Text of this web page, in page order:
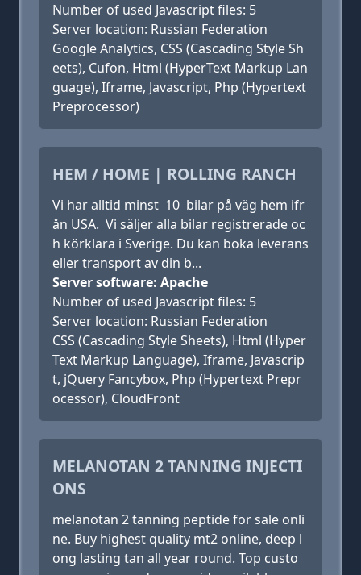
Number of used Javascript files: 5
Server location: Russian Federation
Google Analytics, CSS (Cascading Style Sh
eets), Cufon, Html (HyperText Markup Lan
guage), Iframe, Javascript, Php (Hypertext
Preprocessor)
HEM / HOME | ROLLING RANCH
Vi har alltid minst 10 bilar på väg hem ifr
ån USA. Vi säljer alla bilar registrerade oc
h körklara i Sverige. Du kan boka leverans
eller transport av din b...
Server software: Apache
Number of used Javascript files: 5
Server location: Russian Federation
CSS (Cascading Style Sheets), Html (Hyper
Text Markup Language), Iframe, Javascrip
t, jQuery Fancybox, Php (Hypertext Prepr
ocessor), CloudFront
MELANOTAN 2 TANNING INJECTI
ONS
melanotan 2 tanning peptide for sale onli
ne. Buy highest quality mt2 online, deep l
ong lasting tan all year round. Top custo